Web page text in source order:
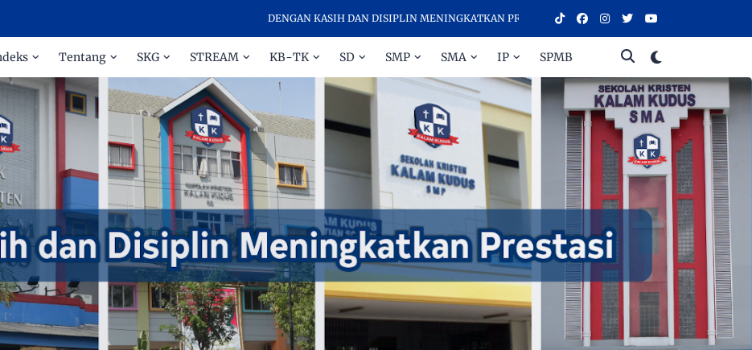
DENGAN KASIH DAN DISIPLIN MENINGKATKAN PRESTASI - SELAMAT DATANG DI SEKOLAH KRISTEN KALAM
Tentang SKG STREAM KB-TK SD SMP SMA IP SPMB